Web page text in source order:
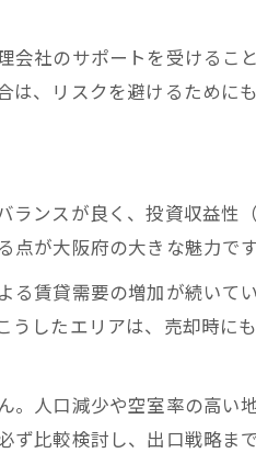
失敗事例から学ぶ安全な大
評判の悪い業者を避けるチ
口戦略を考慮した賢い不動産
不動産投資の出口戦略で損
換金性を意識した収益物件
収益物件買取業者活用で出
社のサポートを受ける
、リスクを避けるために
ンスが良く、投資収益性
が大阪府の大きな魅力で
る賃貸需要の増加が続い
したエリアは、売却時
人口減少や空室率の高
比較検討し、出口戦略ま